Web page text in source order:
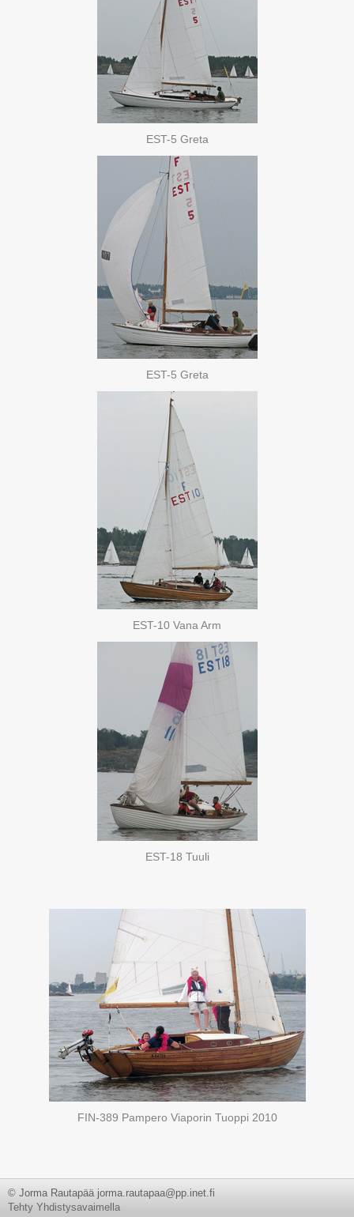
EST-5 Greta
EST-5 Greta
EST-10 Vana Arm
EST-18 Tuuli
FIN-389 Pampero Viaporin Tuoppi 2010
© Jorma Rautapää jorma.rautapaa@pp.inet.fi
Tehty Yhdistysavaimella